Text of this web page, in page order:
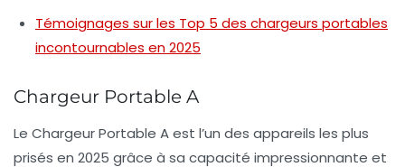
Témoignages sur les Top 5 des chargeurs portables
incontournables en 2025
Chargeur Portable A
Le Chargeur Portable A est l’un des appareils les plus
prisés en 2025 grâce à sa capacité impressionnante et